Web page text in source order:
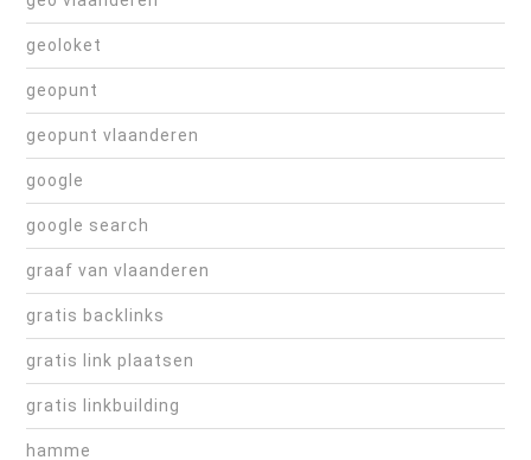
geoloket
geopunt
geopunt vlaanderen
google
google search
graaf van vlaanderen
gratis backlinks
gratis link plaatsen
gratis linkbuilding
hamme